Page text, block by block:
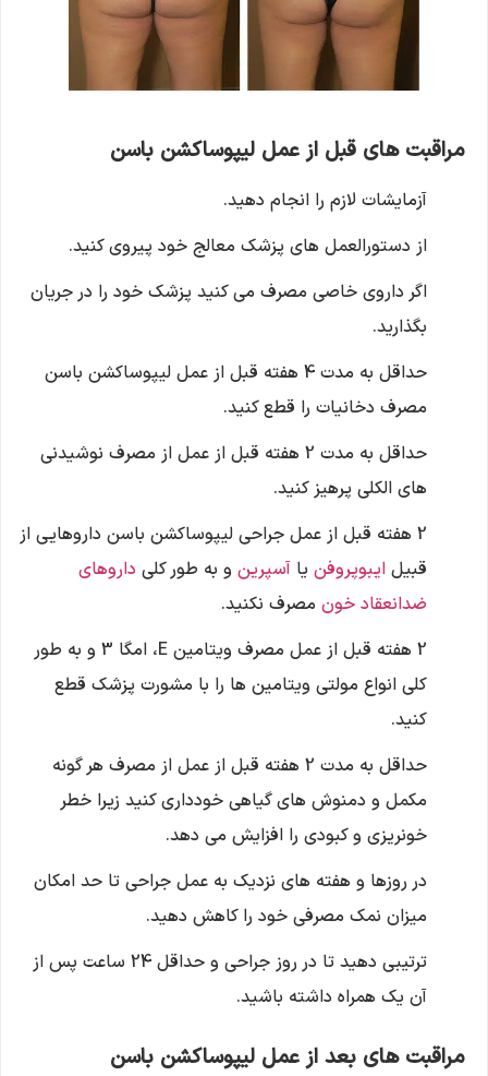
مراقبت های قبل از عمل لیپوساکشن باسن
آزمایشات لازم را انجام دهید.
از دستورالعمل های پزشک معالج خود پیروی کنید.
اگر داروی خاصی مصرف می کنید پزشک خود را در جریان
بگذارید.
حداقل به مدت 4 هفته قبل از عمل لیپوساکشن باسن
مصرف دخانیات را قطع کنید.
حداقل به مدت 2 هفته قبل از عمل از مصرف نوشیدنی
های الکلی پرهیز کنید.
2 هفته قبل از عمل جراحی لیپوساکشن باسن داروهایی از
قبیل ایبوپروفن یا آسپرین و به طور کلی داروهای
ضدانعقاد خون مصرف نکنید.
2 هفته قبل از عمل مصرف ویتامین E، امگا 3 و به طور
کلی انواع مولتی ویتامین ها را با مشورت پزشک قطع
کنید.
حداقل به مدت 2 هفته قبل از عمل از مصرف هر گونه
مکمل و دمنوش های گیاهی خودداری کنید زیرا خطر
خونریزی و کبودی را افزایش می دهد.
در روزها و هفته های نزدیک به عمل جراحی تا حد امکان
میزان نمک مصرفی خود را کاهش دهید.
ترتیبی دهید تا در روز جراحی و حداقل 24 ساعت پس از
آن یک همراه داشته باشید.
مراقبت های بعد از عمل لیپوساکشن باسن